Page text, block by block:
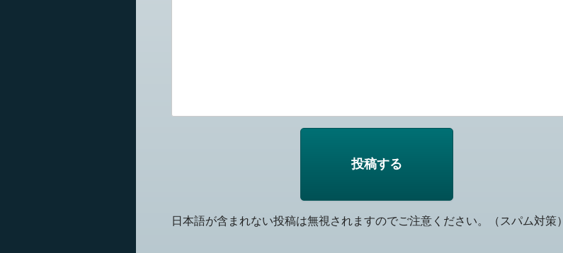
日本語が含まれない投稿は無視されますのでご注意ください。（スパム対策）